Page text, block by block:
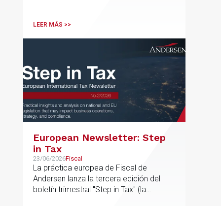
LEER MÁS >>
European Newsletter: Step
in Tax
23/06/2026Fiscal
La práctica europea de Fiscal de
Andersen lanza la tercera edición del
boletín trimestral "Step in Tax" (la